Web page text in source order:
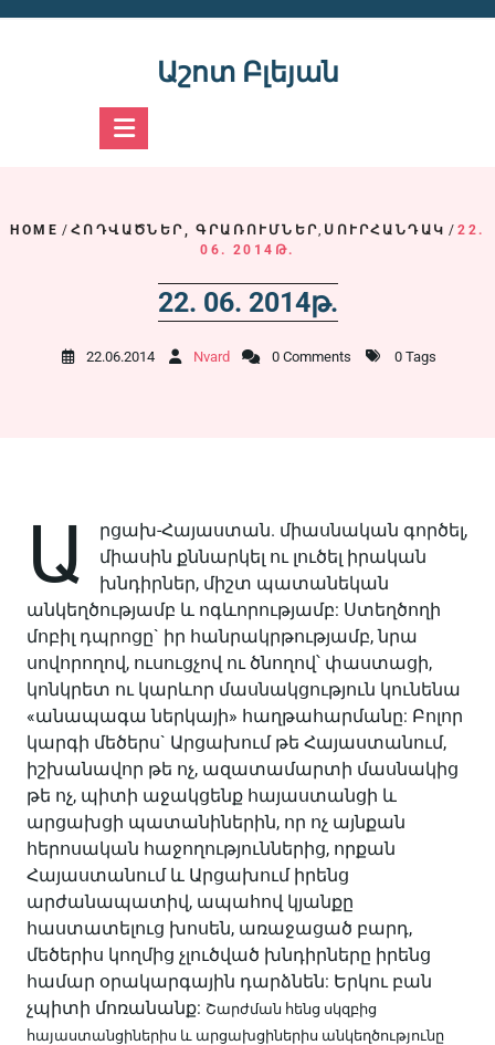
Աշոտ Բլեյան
HOME / ՀՈԴՎԱԾՆԵՐ, ԳՐԱՌՈՒՄՆԵՐ, ՍՈՒՐՀԱՆԴԱԿ /22.
06. 2014Թ.
22. 06. 2014թ.
22.06.2014 Nvard 0 Comments 0 Tags
Ա
րցախ-Հայաստան. միասնական գործել,
միասին քննարկել ու լուծել իրական
խնդիրներ, միշտ պատանեկան
անկեղծությամբ և ոգևորությամբ: Ստեղծողի
մոբիլ դպրոցը` իր հանրակրթությամբ, նրա
սովորողով, ուսուցչով ու ծնողով՝ փաստացի,
կոնկրետ ու կարևոր մասնակցություն կունենա
«անապագա ներկայի» հաղթահարմանը: Բոլոր
կարգի մեծերս` Արցախում թե Հայաստանում,
իշխանավոր թե ոչ, ազատամարտի մասնակից
թե ոչ, պիտի աջակցենք հայաստանցի և
արցախցի պատանիներին, որ ոչ այնքան
հերոսական հաջողություններից, որքան
Հայաստանում և Արցախում իրենց
արժանապատիվ, ապահով կյանքը
հաստատելուց խոսեն, առաջացած բարդ,
մեծերիս կողմից չլուծված խնդիրները իրենց
համար օրակարգային դարձնեն: Երկու բան
չպիտի մոռանանք: Շարժման հենց սկզբից
հայաստանցիներիս և արցախցիներիս անկեղծությունը